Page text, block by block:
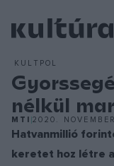
KULTPOL
nélkül
MTI 2020.
Hatvanmillió
keretet hoz létre